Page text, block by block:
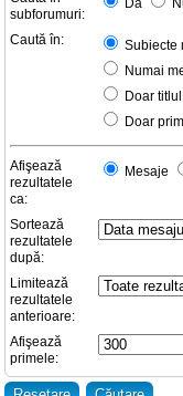
subforumuri:
Da
Caută în:
Subiecte
Numai
Doar
Doar
Afişează
rezultatele
ca:
Mesaje
Sortează
rezultatele
după:
Limitează
rezultatele
anterioare:
Afişează
primele: